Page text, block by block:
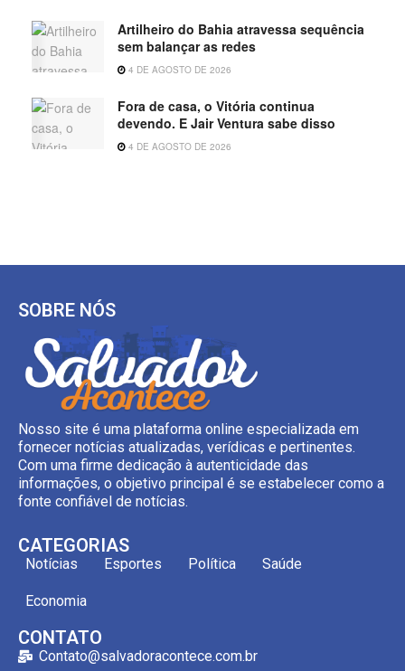
Artilheiro do Bahia atravessa sequência
sem balançar as redes
4 DE AGOSTO DE 2026
Fora de casa, o Vitória continua
devendo. E Jair Ventura sabe disso
4 DE AGOSTO DE 2026
SOBRE NÓS
Nosso site é uma plataforma online especializada em
fornecer notícias atualizadas, verídicas e pertinentes.
Com uma firme dedicação à autenticidade das
informações, o objetivo principal é se estabelecer como a
fonte confiável de notícias.
CATEGORIAS
Notícias Esportes Política Saúde
Economia
CONTATO
Contato@salvadoracontece.com.br